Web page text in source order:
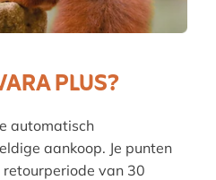
PLUS?
automatisch
aankoop. Je punten
van 30